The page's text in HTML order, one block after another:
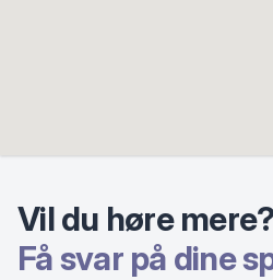
Vil du høre mere?
Få svar på dine